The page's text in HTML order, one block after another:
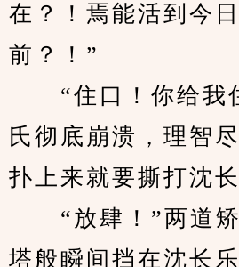
在？！焉能活到今
前？！”
“住口！你给我
氏彻底崩溃，理智
扑上来就要撕打沈长
“放肆！”两道矫
塔般瞬间挡在沈长乐